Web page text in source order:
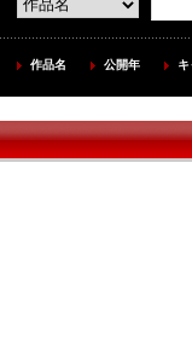
作品名 公開年